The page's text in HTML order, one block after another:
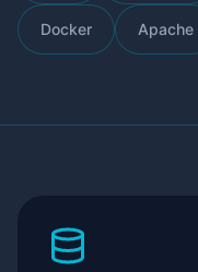
Docker Apache